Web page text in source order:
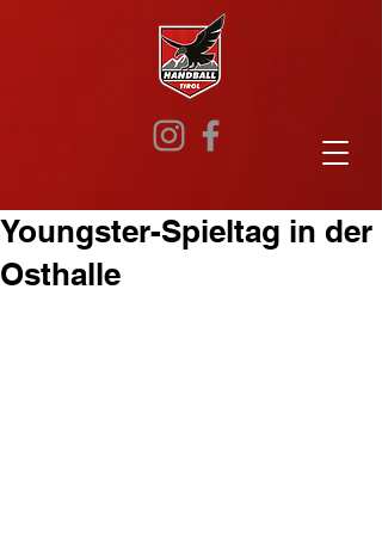
Youngster-Spieltag in der
Osthalle